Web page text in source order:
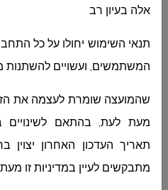
אלה בעיון רב
תנאי השימוש יחולו על כל
המשתמשים, ועשויים להשתנות
שהמועצה שומרת לעצמה את
מעת לעת, בהתאם לשינויים
תאריך העדכון האחרון
מתבקשים לעיין במדיניות זו